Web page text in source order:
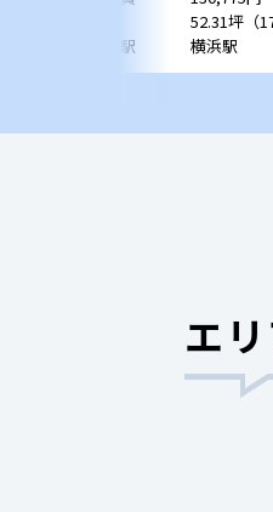
52.31坪（
最寄駅
横浜駅
エ